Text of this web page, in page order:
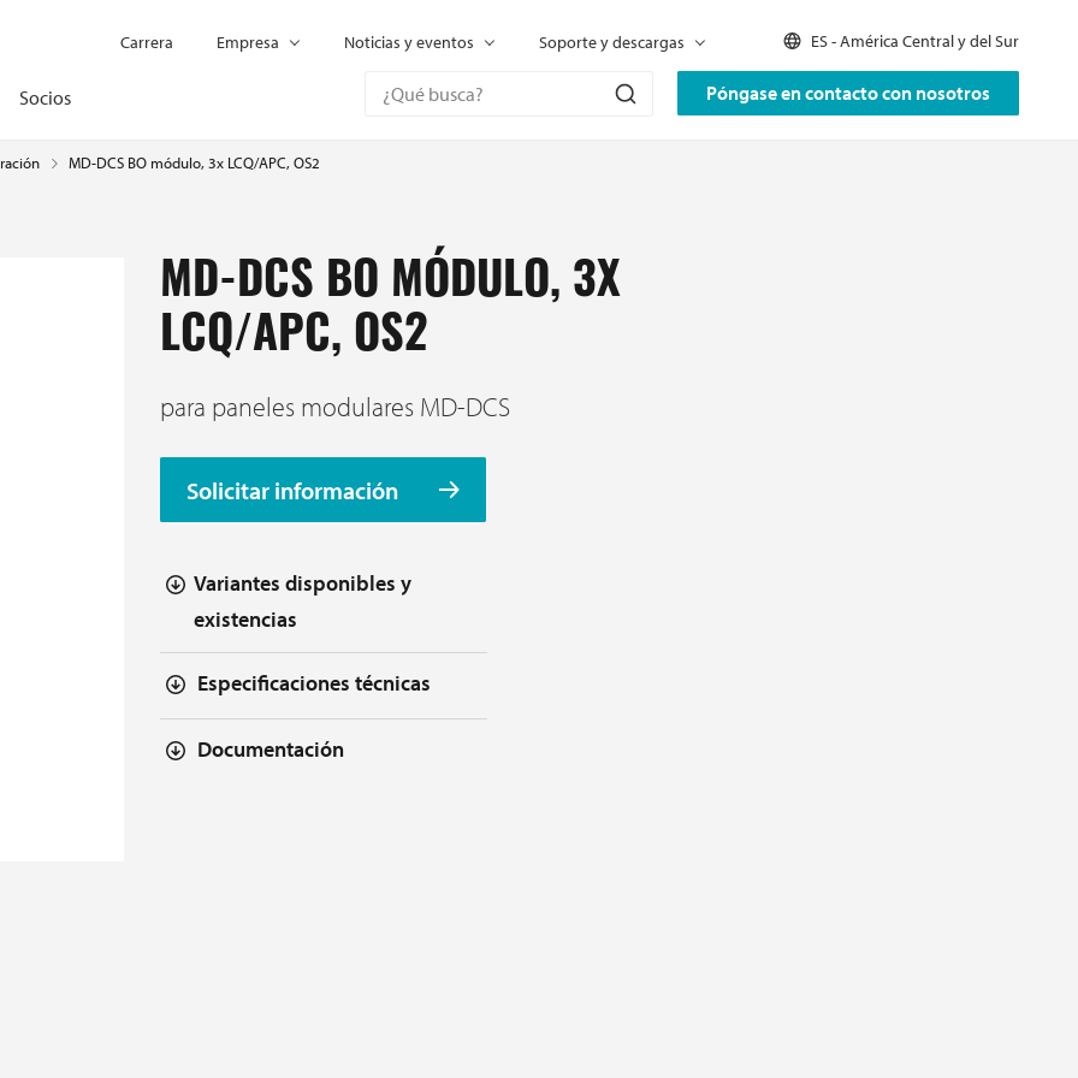
Póngase en contacto con nosotros
Socios
Carrera Empresa Noticias y eventos Soporte y descargas ES - América Central y del Sur
MD-DCS BO módulo, 3x LCQ/APC, OS2
MD-DCS BO MÓDULO, 3X
LCQ/APC, OS2
para paneles modulares MD-DCS
Solicitar información
Variantes disponibles y
existencias
Especificaciones técnicas
Documentación